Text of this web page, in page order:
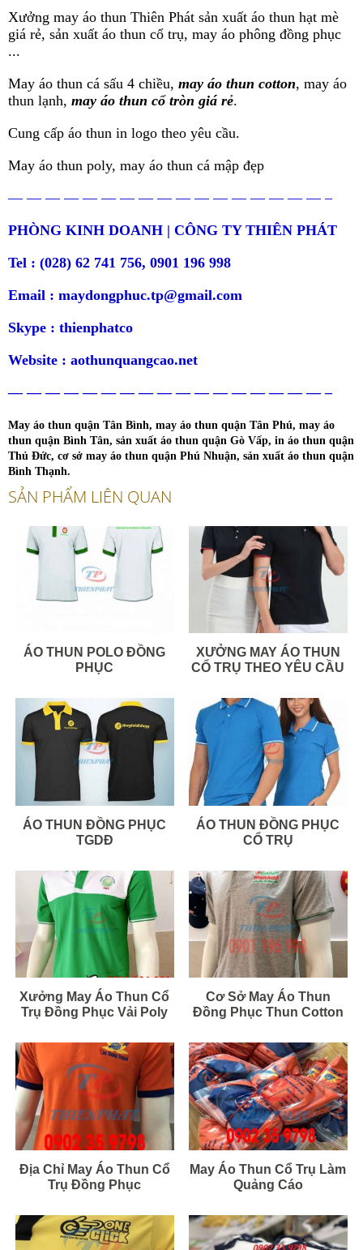
Xưởng may áo thun Thiên Phát sản xuất áo thun hạt mè
giá rẻ, sản xuất áo thun cổ trụ, may áo phông đồng phục
...
May áo thun cá sấu 4 chiều, may áo thun cotton, may áo
thun lạnh, may áo thun cổ tròn giá rẻ.
Cung cấp áo thun in logo theo yêu cầu.
May áo thun poly, may áo thun cá mập đẹp
— — — — — — — — — — — — — — — — — –
PHÒNG KINH DOANH | CÔNG TY THIÊN PHÁT
Tel : (028) 62 741 756, 0901 196 998
Email : maydongphuc.tp@gmail.com
Skype : thienphatco
Website : aothunquangcao.net
— — — — — — — — — — — — — — — — — –
May áo thun quận Tân Bình, may áo thun quận Tân Phú, may áo
thun quận Bình Tân, sản xuất áo thun quận Gò Vấp, in áo thun quận
Thủ Đức, cơ sở may áo thun quận Phú Nhuận, sản xuất áo thun quận
Bình Thạnh.
SẢN PHẨM LIÊN QUAN
ÁO THUN POLO ĐỒNG
PHỤC
XƯỞNG MAY ÁO THUN
CỔ TRỤ THEO YÊU CẦU
ÁO THUN ĐỒNG PHỤC
TGDĐ
ÁO THUN ĐỒNG PHỤC
CỔ TRỤ
Xưởng May Áo Thun Cổ
Trụ Đồng Phục Vải Poly
Cơ Sở May Áo Thun
Đồng Phục Thun Cotton
Địa Chỉ May Áo Thun Cổ
Trụ Đồng Phục
May Áo Thun Cổ Trụ Làm
Quảng Cáo